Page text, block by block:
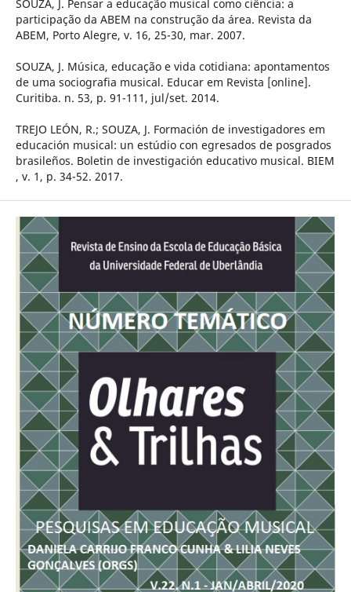
SOUZA, J. Pensar a educação musical como ciência: a
participação da ABEM na construção da área. Revista da
ABEM, Porto Alegre, v. 16, 25-30, mar. 2007.
SOUZA, J. Música, educação e vida cotidiana: apontamentos
de uma sociografia musical. Educar em Revista [online].
Curitiba. n. 53, p. 91-111, jul/set. 2014.
TREJO LEÓN, R.; SOUZA, J. Formación de investigadores em
educación musical: un estúdio con egresados de posgrados
brasileños. Boletin de investigación educativo musical. BIEM
, v. 1, p. 34-52. 2017.